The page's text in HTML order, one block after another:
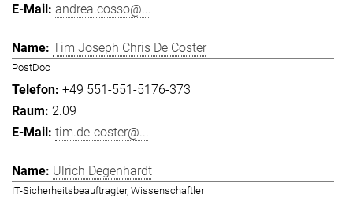
andrea.cosso@...
Tim Joseph Chris De Coster
PostDoc
+49 551-551-5176-373
2.09
tim.de-coster@...
Ulrich Degenhardt
IT-Sicherheitsbeauftragter, Wissenschaftler